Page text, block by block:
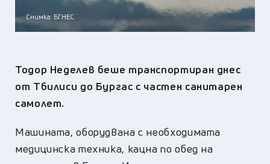
Снимка: БГНЕС
Тодор Неделев беше транспортиран днес
от Тбилиси до Бургас с частен санитарен
самолет.
Машината, оборудвана с необходимата
медицинска техника, кацна по обед на